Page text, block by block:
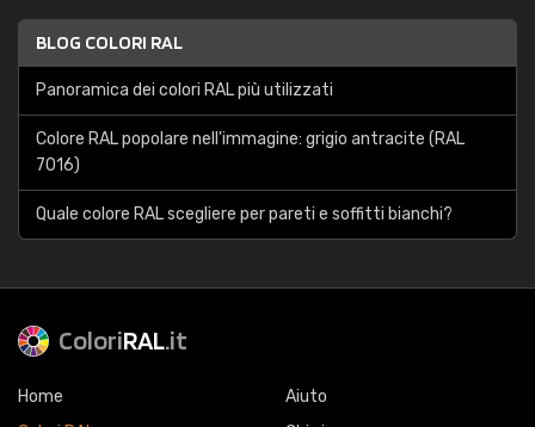
BLOG COLORI RAL
Panoramica dei colori RAL più utilizzati
Colore RAL popolare nell'immagine: grigio antracite (RAL
7016)
Quale colore RAL scegliere per pareti e soffitti bianchi?
ColoriRAL.it
Home
Aiuto